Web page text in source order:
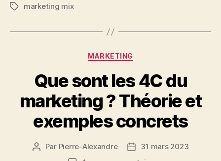
Étiquettes
marketing mix
Catégories
MARKETING
Que sont les 4C du
marketing ? Théorie et
exemples concrets
Auteur
Par Pierre-Alexandre
Date31 mars 2023